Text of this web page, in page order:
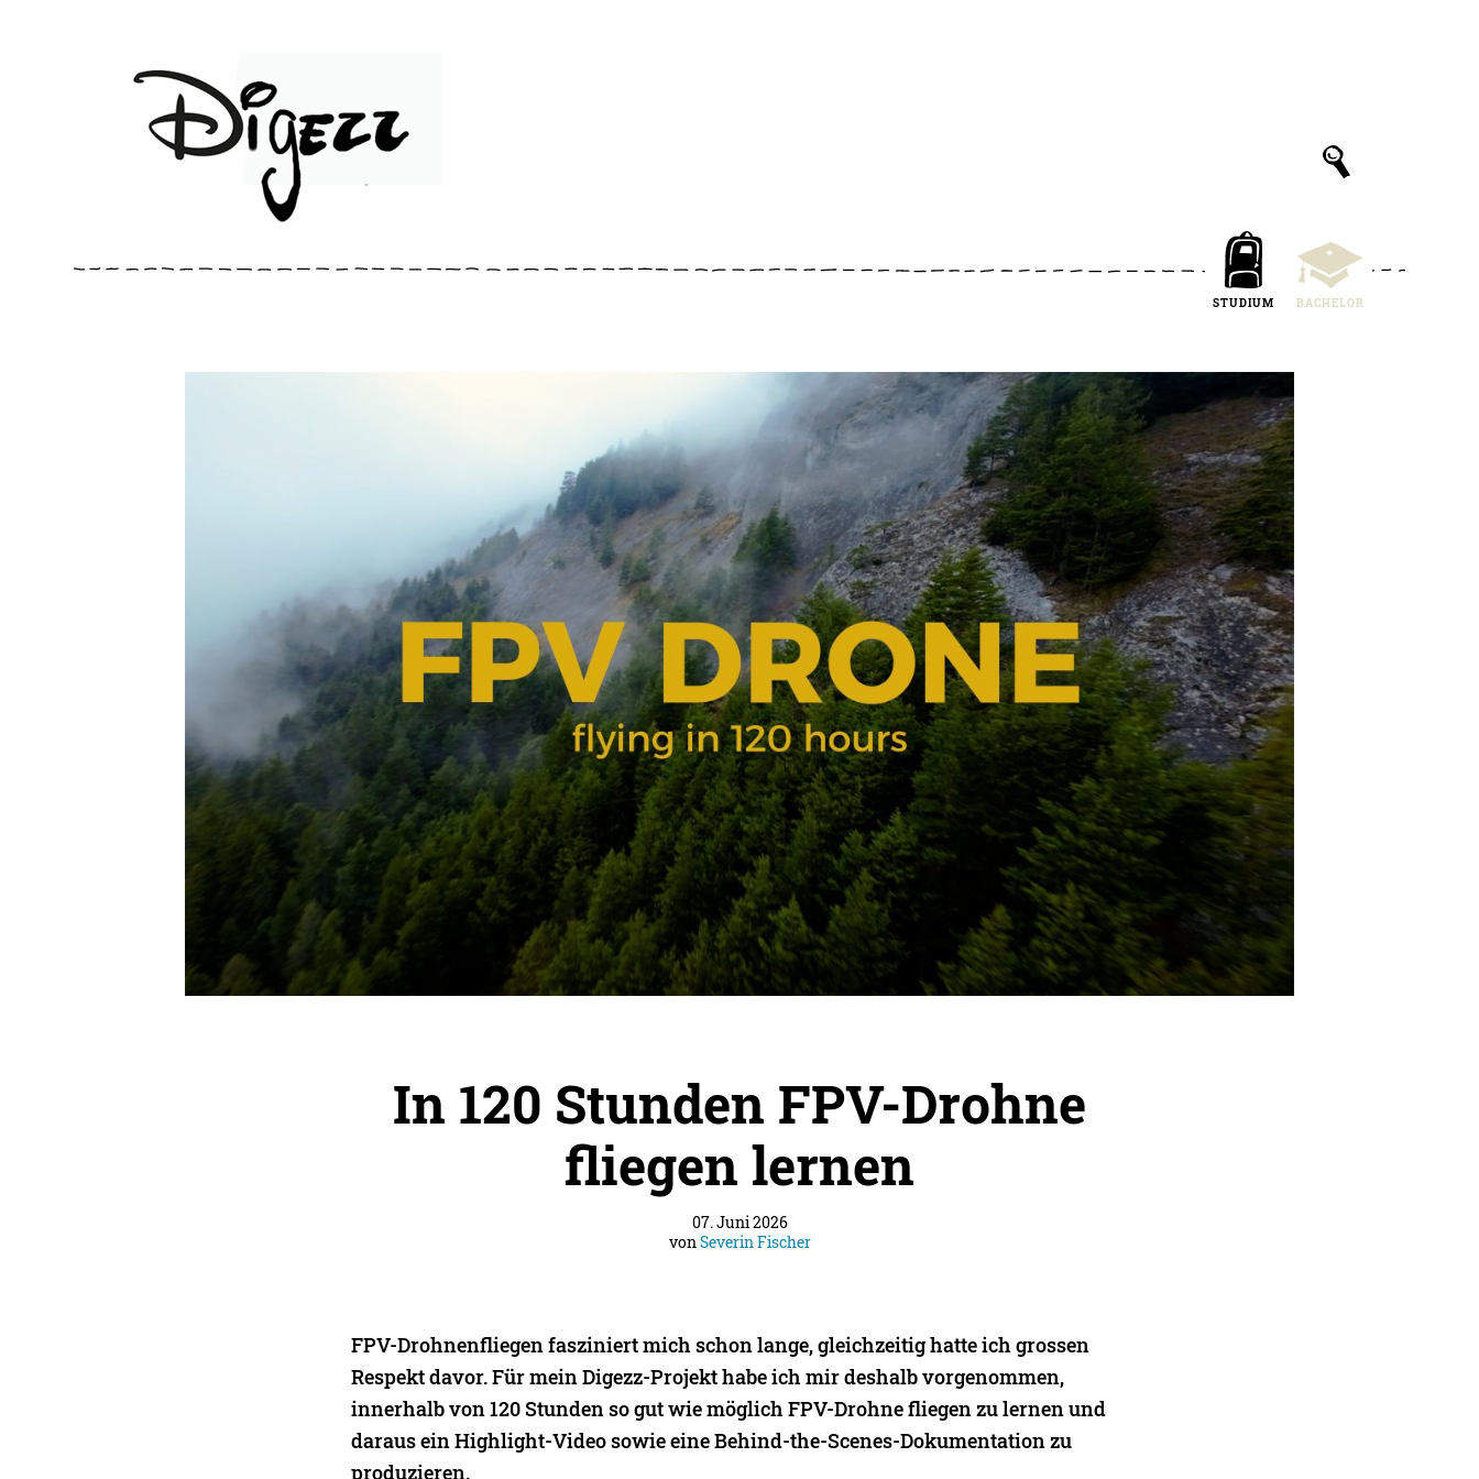
STUDIUM BACHELOR
In 120 Stunden FPV-Drohne
fliegen lernen
07. Juni 2026
vonSeverin Fischer
FPV-Drohnenfliegen fasziniert mich schon lange, gleichzeitig hatte ich grossen
Respekt davor. Für mein Digezz-Projekt habe ich mir deshalb vorgenommen,
innerhalb von 120 Stunden so gut wie möglich FPV-Drohne fliegen zu lernen und
daraus ein Highlight-Video sowie eine Behind-the-Scenes-Dokumentation zu
produzieren.